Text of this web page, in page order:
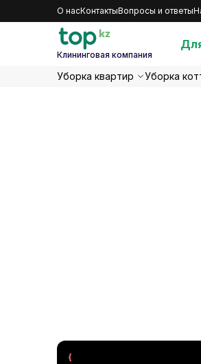
О насКонтактыВопросы и ответы
Клининговая компания
Уборка квартир Уборка
{